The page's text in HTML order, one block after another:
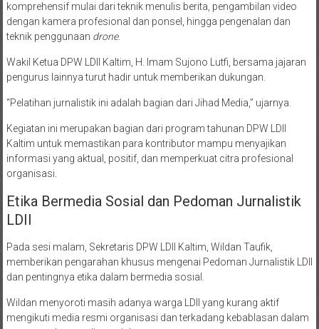
komprehensif mulai dari teknik menulis berita, pengambilan video
dengan kamera profesional dan ponsel, hingga pengenalan dan
teknik penggunaan drone.
Wakil Ketua DPW LDII Kaltim, H. Imam Sujono Lutfi, bersama jajaran
pengurus lainnya turut hadir untuk memberikan dukungan.
“Pelatihan jurnalistik ini adalah bagian dari Jihad Media,” ujarnya.
Kegiatan ini merupakan bagian dari program tahunan DPW LDII
Kaltim untuk memastikan para kontributor mampu menyajikan
informasi yang aktual, positif, dan memperkuat citra profesional
organisasi.
Etika Bermedia Sosial dan Pedoman Jurnalistik
LDII
Pada sesi malam, Sekretaris DPW LDII Kaltim, Wildan Taufik,
memberikan pengarahan khusus mengenai Pedoman Jurnalistik LDII
dan pentingnya etika dalam bermedia sosial.
Wildan menyoroti masih adanya warga LDII yang kurang aktif
mengikuti media resmi organisasi dan terkadang kebablasan dalam